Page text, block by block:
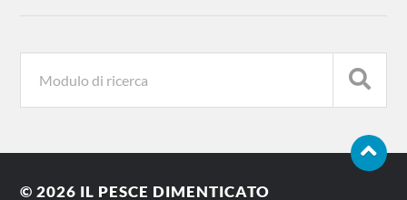
© 2026 IL PESCE DIMENTICATO